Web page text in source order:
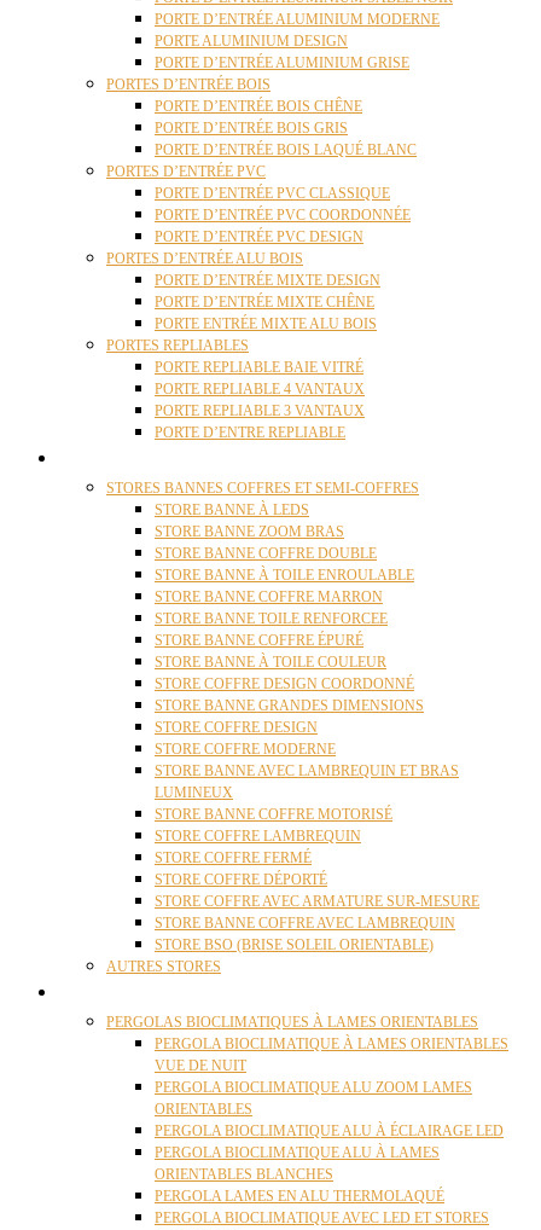
PORTE D’ENTRÉE ALUMINIUM MODERNE
PORTE ALUMINIUM DESIGN
PORTE D’ENTRÉE ALUMINIUM GRISE
PORTES D’ENTRÉE BOIS
PORTE D’ENTRÉE BOIS CHÊNE
PORTE D’ENTRÉE BOIS GRIS
PORTE D’ENTRÉE BOIS LAQUÉ BLANC
PORTES D’ENTRÉE PVC
PORTE D’ENTRÉE PVC CLASSIQUE
PORTE D’ENTRÉE PVC COORDONNÉE
PORTE D’ENTRÉE PVC DESIGN
PORTES D’ENTRÉE ALU BOIS
PORTE D’ENTRÉE MIXTE DESIGN
PORTE D’ENTRÉE MIXTE CHÊNE
PORTE ENTRÉE MIXTE ALU BOIS
PORTES REPLIABLES
PORTE REPLIABLE BAIE VITRÉ
PORTE REPLIABLE 4 VANTAUX
PORTE REPLIABLE 3 VANTAUX
PORTE D’ENTRE REPLIABLE
STORES BANNES COFFRES ET SEMI-COFFRES
STORE BANNE À LEDS
STORE BANNE ZOOM BRAS
STORE BANNE COFFRE DOUBLE
STORE BANNE À TOILE ENROULABLE
STORE BANNE COFFRE MARRON
STORE BANNE TOILE RENFORCEE
STORE BANNE COFFRE ÉPURÉ
STORE BANNE À TOILE COULEUR
STORE COFFRE DESIGN COORDONNÉ
STORE BANNE GRANDES DIMENSIONS
STORE COFFRE DESIGN
STORE COFFRE MODERNE
STORE BANNE AVEC LAMBREQUIN ET BRAS
LUMINEUX
STORE BANNE COFFRE MOTORISÉ
STORE COFFRE LAMBREQUIN
STORE COFFRE FERMÉ
STORE COFFRE DÉPORTÉ
STORE COFFRE AVEC ARMATURE SUR-MESURE
STORE BANNE COFFRE AVEC LAMBREQUIN
STORE BSO (BRISE SOLEIL ORIENTABLE)
AUTRES STORES
PERGOLAS BIOCLIMATIQUES À LAMES ORIENTABLES
PERGOLA BIOCLIMATIQUE À LAMES ORIENTABLES
VUE DE NUIT
PERGOLA BIOCLIMATIQUE ALU ZOOM LAMES
ORIENTABLES
PERGOLA BIOCLIMATIQUE ALU À ÉCLAIRAGE LED
PERGOLA BIOCLIMATIQUE ALU À LAMES
ORIENTABLES BLANCHES
PERGOLA LAMES EN ALU THERMOLAQUÉ
PERGOLA BIOCLIMATIQUE AVEC LED ET STORES